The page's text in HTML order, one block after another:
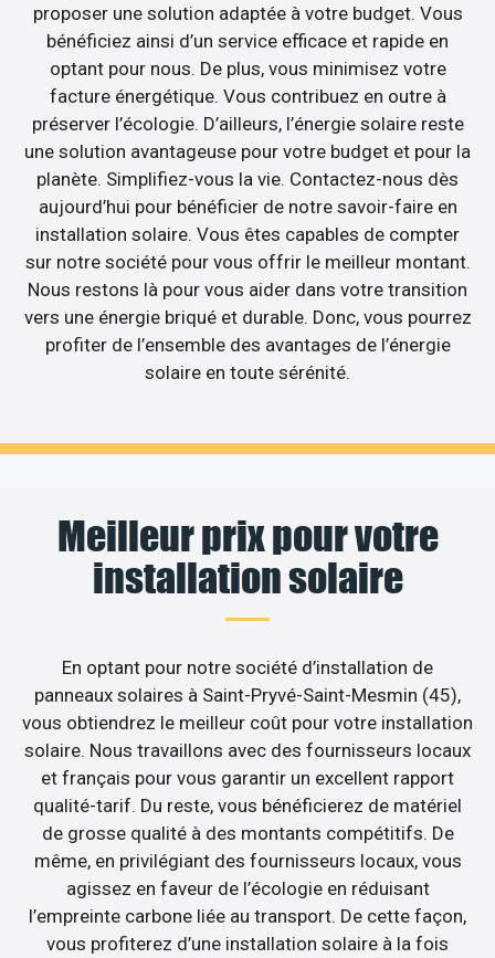
proposer une solution adaptée à votre budget. Vous
bénéficiez ainsi d’un service efficace et rapide en
optant pour nous. De plus, vous minimisez votre
facture énergétique. Vous contribuez en outre à
préserver l’écologie. D’ailleurs, l’énergie solaire reste
une solution avantageuse pour votre budget et pour la
planète. Simplifiez-vous la vie. Contactez-nous dès
aujourd’hui pour bénéficier de notre savoir-faire en
installation solaire. Vous êtes capables de compter
sur notre société pour vous offrir le meilleur montant.
Nous restons là pour vous aider dans votre transition
vers une énergie briqué et durable. Donc, vous pourrez
profiter de l’ensemble des avantages de l’énergie
solaire en toute sérénité.
Meilleur prix pour votre
installation solaire
En optant pour notre société d’installation de
panneaux solaires à Saint-Pryvé-Saint-Mesmin (45),
vous obtiendrez le meilleur coût pour votre installation
solaire. Nous travaillons avec des fournisseurs locaux
et français pour vous garantir un excellent rapport
qualité-tarif. Du reste, vous bénéficierez de matériel
de grosse qualité à des montants compétitifs. De
même, en privilégiant des fournisseurs locaux, vous
agissez en faveur de l’écologie en réduisant
l’empreinte carbone liée au transport. De cette façon,
vous profiterez d’une installation solaire à la fois